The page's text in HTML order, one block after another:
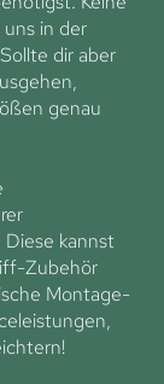
in der
dir aber
genau
kannst
Zubehör
Montage-